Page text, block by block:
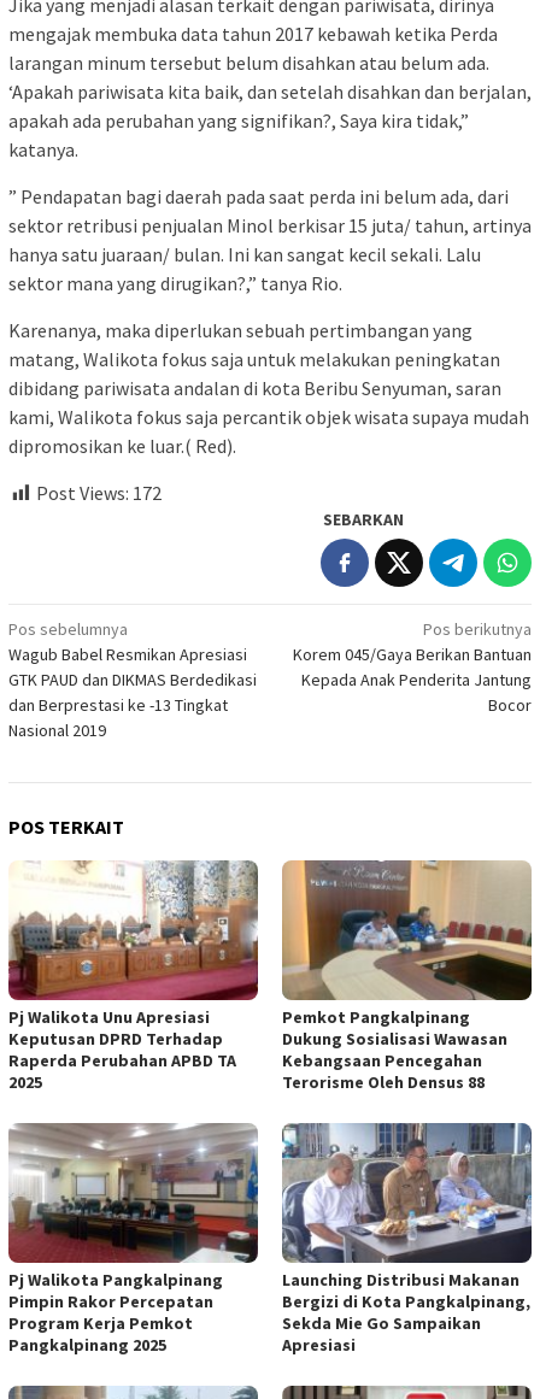
Jika yang menjadi alasan terkait dengan pariwisata, dirinya
mengajak membuka data tahun 2017 kebawah ketika Perda
larangan minum tersebut belum disahkan atau belum ada.
‘Apakah pariwisata kita baik, dan setelah disahkan dan berjalan,
apakah ada perubahan yang signifikan?, Saya kira tidak,”
katanya.
” Pendapatan bagi daerah pada saat perda ini belum ada, dari
sektor retribusi penjualan Minol berkisar 15 juta/ tahun, artinya
hanya satu juaraan/ bulan. Ini kan sangat kecil sekali. Lalu
sektor mana yang dirugikan?,” tanya Rio.
Karenanya, maka diperlukan sebuah pertimbangan yang
matang, Walikota fokus saja untuk melakukan peningkatan
dibidang pariwisata andalan di kota Beribu Senyuman, saran
kami, Walikota fokus saja percantik objek wisata supaya mudah
dipromosikan ke luar.( Red).
Post Views: 172
SEBARKAN
Navigasi
pos
Pos sebelumnya
Wagub Babel Resmikan Apresiasi
GTK PAUD dan DIKMAS Berdedikasi
dan Berprestasi ke -13 Tingkat
Nasional 2019
Pos berikutnya
Korem 045/Gaya Berikan Bantuan
Kepada Anak Penderita Jantung
Bocor
POS TERKAIT
Pj Walikota Unu Apresiasi
Keputusan DPRD Terhadap
Raperda Perubahan APBD TA
2025
Pemkot Pangkalpinang
Dukung Sosialisasi Wawasan
Kebangsaan Pencegahan
Terorisme Oleh Densus 88
Pj Walikota Pangkalpinang
Pimpin Rakor Percepatan
Program Kerja Pemkot
Pangkalpinang 2025
Launching Distribusi Makanan
Bergizi di Kota Pangkalpinang,
Sekda Mie Go Sampaikan
Apresiasi